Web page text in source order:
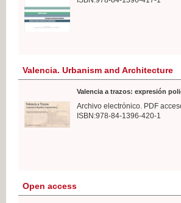
Valencia. Urbanism and Architecture
Valencia a trazos: expresión
Archivo electrónico. PDF
ISBN:978-84-1396-420-1
Open access